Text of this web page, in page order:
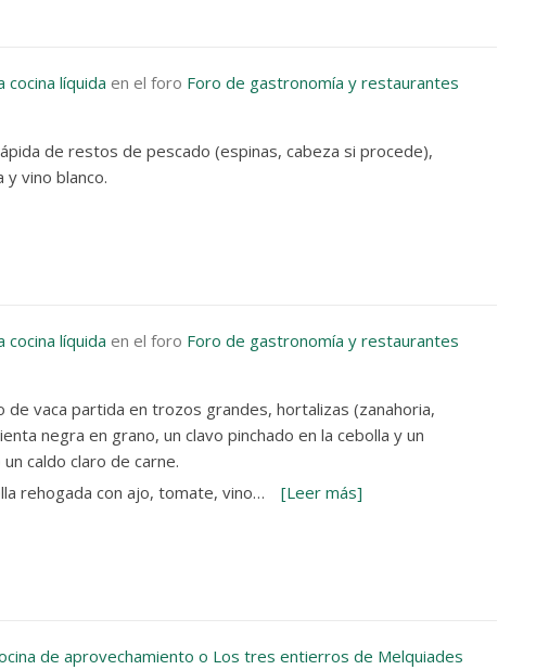
cocina líquida en el foro Foro de gastronomía y restaurantes
de restos de pescado (espinas, cabeza si procede),
y vino blanco.
cocina líquida en el foro Foro de gastronomía y restaurantes
vaca partida en trozos grandes, hortalizas (zanahoria,
negra en grano, un clavo pinchado en la cebolla y un
caldo claro de carne.
rehogada con ajo, tomate, vino…
[Leer más]
de aprovechamiento o Los tres entierros de Melquiades